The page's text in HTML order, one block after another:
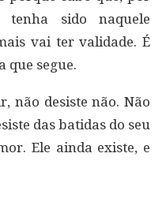
sido naquele
vai ter validade. É
que segue.
não desiste não. Não
das batidas do seu
Ele ainda existe, e